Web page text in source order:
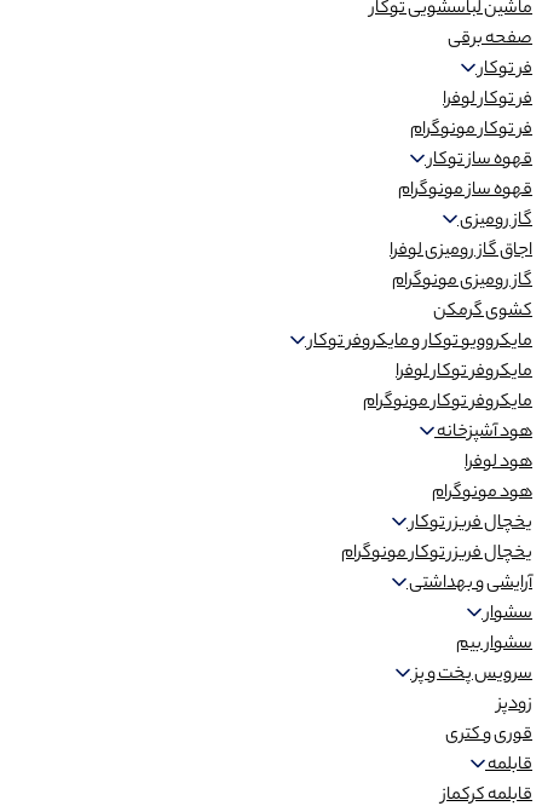
ماشین لباسشویی توکار
صفحه برقی
فر توکار
فر توکار لوفرا
فر توکار مونوگرام
قهوه ساز توکار
قهوه ساز مونوگرام
گاز رومیزی
اجاق گاز رومیزی لوفرا
گاز رومیزی مونوگرام
کشوی گرمکن
مایکروویو توکار و مایکروفر توکار
مایکروفر توکار لوفرا
مایکروفر توکار مونوگرام
هود آشپزخانه
هود لوفرا
هود مونوگرام
یخچال فریزر توکار
یخچال فریزر توکار مونوگرام
آرایشی و بهداشتی
سشوار
سشوار بیم
سرویس پخت و پز
زودپز
قوری و کتری
قابلمه
قابلمه کرکماز